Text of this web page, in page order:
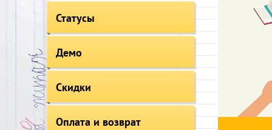
Статусы
Демо
Скидки
Оплата и возврат